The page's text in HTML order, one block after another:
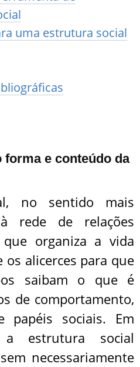
uma estrutura social
forma e conteúdo da
no sentido mais
rede de relações
que organiza a vida
os alicerces para que
saibam o que é
de comportamento,
papéis sociais. Em
a estrutura social
necessariamente